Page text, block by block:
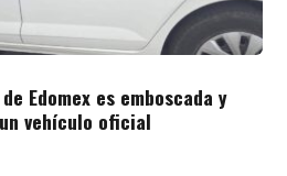
Edomex es emboscada y
vehículo oficial